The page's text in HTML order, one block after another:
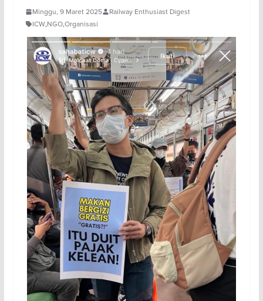
Minggu, 9 Maret 2025
Railway Enthusiast Digest
ICW,NGO,Organisasi